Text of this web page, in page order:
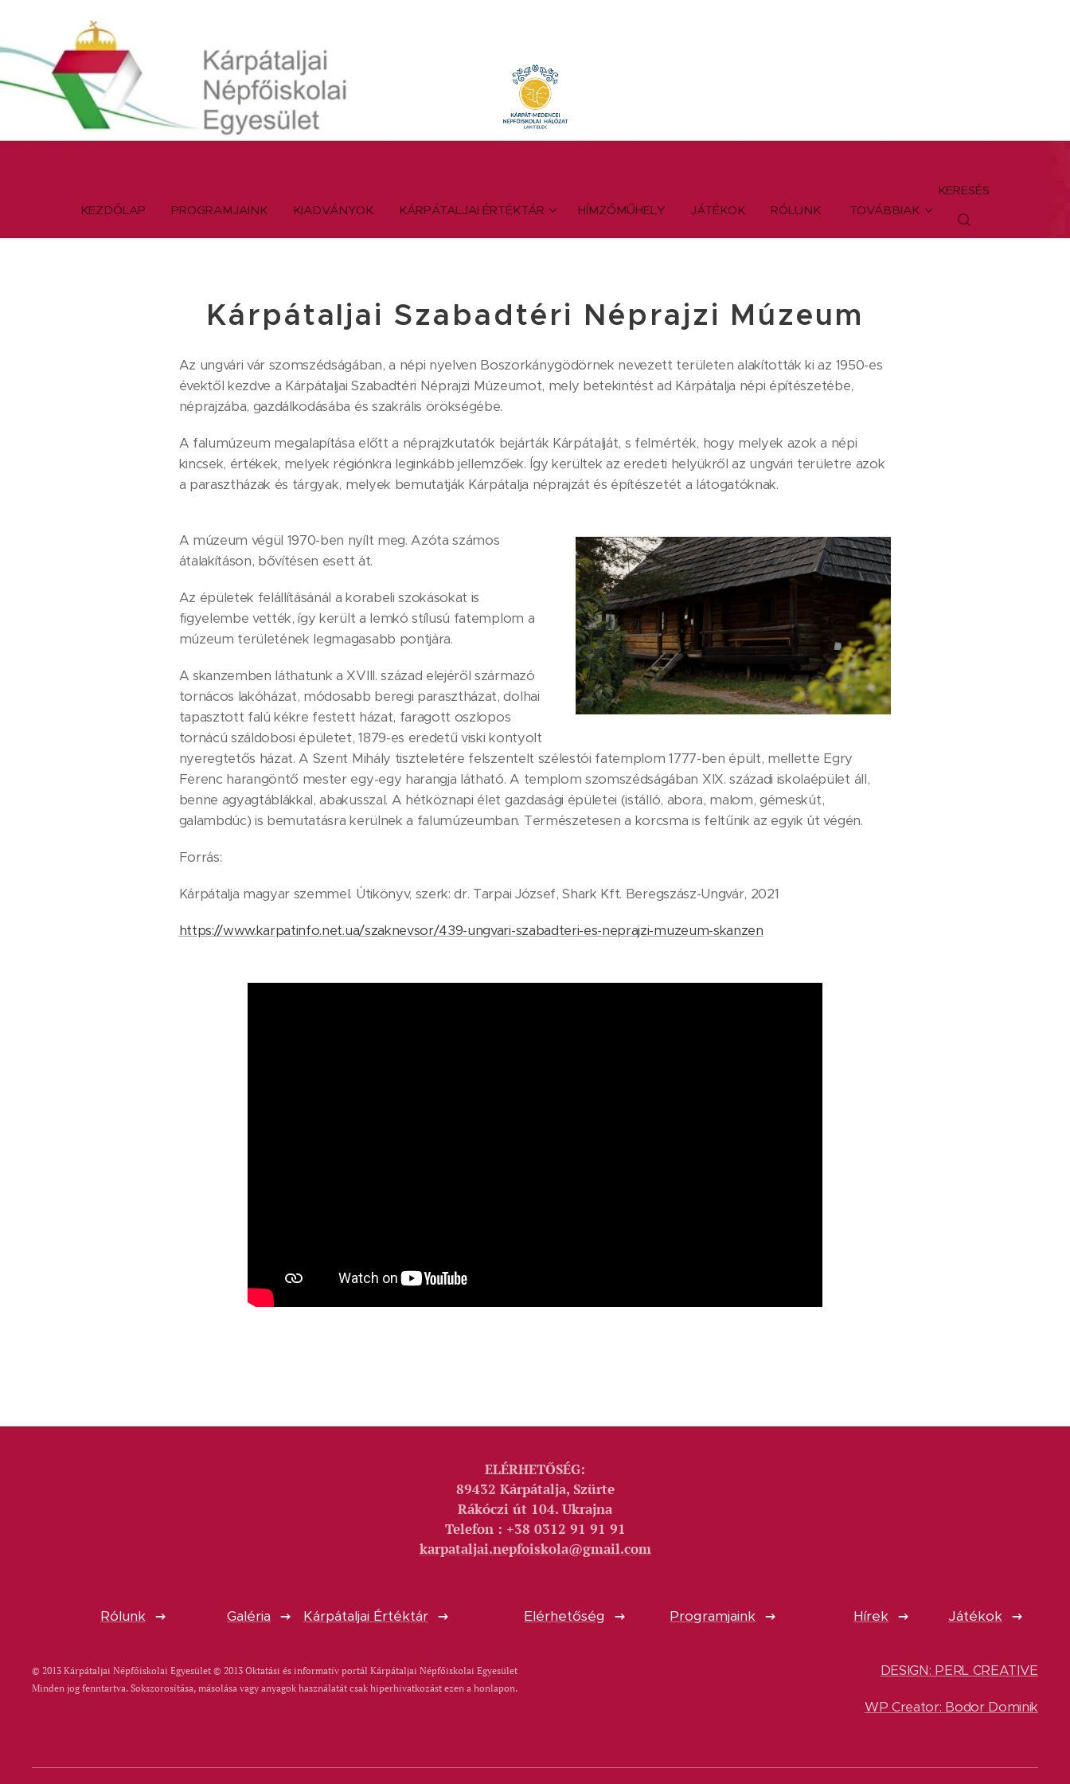
KEZDŐLAP PROGRAMJAINK KIADVÁNYOK KÁRPÁTALJAI ÉRTÉKTÁR HÍMZŐMŰHELY JÁTÉKOK RÓLUNK TOVÁBBIAK
KERESÉS
Kárpátaljai Szabadtéri Néprajzi Múzeum
Az ungvári vár szomszédságában, a népi nyelven Boszorkánygödörnek nevezett területen alakították ki az 1950-es
évektől kezdve a Kárpátaljai Szabadtéri Néprajzi Múzeumot, mely betekintést ad Kárpátalja népi építészetébe,
néprajzába, gazdálkodásába és szakrális örökségébe.
A falumúzeum megalapítása előtt a néprajzkutatók bejárták Kárpátalját, s felmérték, hogy melyek azok a népi
kincsek, értékek, melyek régiónkra leginkább jellemzőek. Így kerültek az eredeti helyükről az ungvári területre azok
a parasztházak és tárgyak, melyek bemutatják Kárpátalja néprajzát és építészetét a látogatóknak.
A múzeum végül 1970-ben nyílt meg. Azóta számos
átalakításon, bővítésen esett át.
Az épületek felállításánál a korabeli szokásokat is
figyelembe vették, így került a lemkó stílusú fatemplom a
múzeum területének legmagasabb pontjára.
A skanzemben láthatunk a XVIII. század elejéről származó
tornácos lakóházat, módosabb beregi parasztházat, dolhai
tapasztott falú kékre festett házat, faragott oszlopos
tornácú száldobosi épületet, 1879-es eredetű viski kontyolt
nyeregtetős házat. A Szent Mihály tiszteletére felszentelt szélestói fatemplom 1777-ben épült, mellette Egry
Ferenc harangöntő mester egy-egy harangja látható. A templom szomszédságában XIX. századi iskolaépület áll,
benne agyagtáblákkal, abakusszal. A hétköznapi élet gazdasági épületei (istálló, abora, malom, gémeskút,
galambdúc) is bemutatásra kerülnek a falumúzeumban. Természetesen a korcsma is feltűnik az egyik út végén.
Forrás:
Kárpátalja magyar szemmel. Útikönyv, szerk: dr. Tarpai József, Shark Kft. Beregszász-Ungvár, 2021
https://www.karpatinfo.net.ua/szaknevsor/439-ungvari-szabadteri-es-neprajzi-muzeum-skanzen
ELÉRHETŐSÉG:
89432 Kárpátalja, Szürte
Rákóczi út 104. Ukrajna
Telefon : +38 0312 91 91 91
karpataljai.nepfoiskola@gmail.com
Rólunk Galéria Kárpátaljai Értéktár Elérhetőség Programjaink Hírek Játékok
© 2013 Kárpátaljai Népfőiskolai Egyesület © 2013 Oktatási és informatív portál Kárpátaljai Népfőiskolai Egyesület
Minden jog fenntartva. Sokszorosítása, másolása vagy anyagok használatát csak hiperhivatkozást ezen a honlapon.
DESIGN: PERL CREATIVE
WP Creator: Bodor Dominik